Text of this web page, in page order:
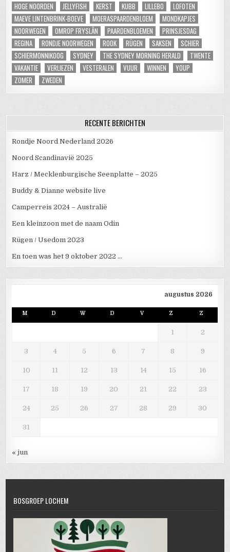
HOGE NOORDEN
JELLYFISH KERST KUBB LILLEBO
LOFOTEN
MAEVE LINTENBRINK-BOEVE
MOERASPAARDENBLOEM
MONDKAPJES
NOORWEGEN
OMROP FRYSLÂN PAARDENBLOEMEN
PRINSJESDAG
REGINA
RONDJE NOORWEGEN ROOK RÜGEN SAKSEN
SCHIER
SCHIERMONNIKOOG
SYDNEY THE SYDNEY MORNING HERALD
TWENTE
VAKANTIE
VERLIEZEN VESTERALEN VUUR WINNEN
YOUP
ZOMER
ZWEDEN
RECENTE BERICHTEN
Rondje Noord Nederland 2026
Noord Scandinavië 2025
Harz / Mecklenburgische Seenplatte – 2025
Buddy & Dianne website live
Camperreis 2024 – Australië
Een kleinzoon met de naam Odin
Rügen / Usedom 2023
En toen was het 9 oktober 2022 …
augustus 2026
M D W D V Z Z
1 2
3 4 5 6 7 8 9
10 11 12 13 14 15 16
17 18 19 20 21 22 23
24 25 26 27 28 29 30
31
« jun
BOSGROEP LOCHEM